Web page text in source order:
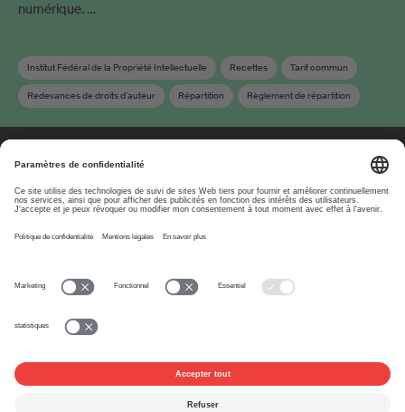
numérique. …
Institut Fédéral de la Propriété Intellectuelle Recettes Tarif commun
Redevances de droits d'auteur Répartition Règlement de répartition
www.suisa.ch
À propos
Clause de non-
responsabilité
Paramètres de confidentialité